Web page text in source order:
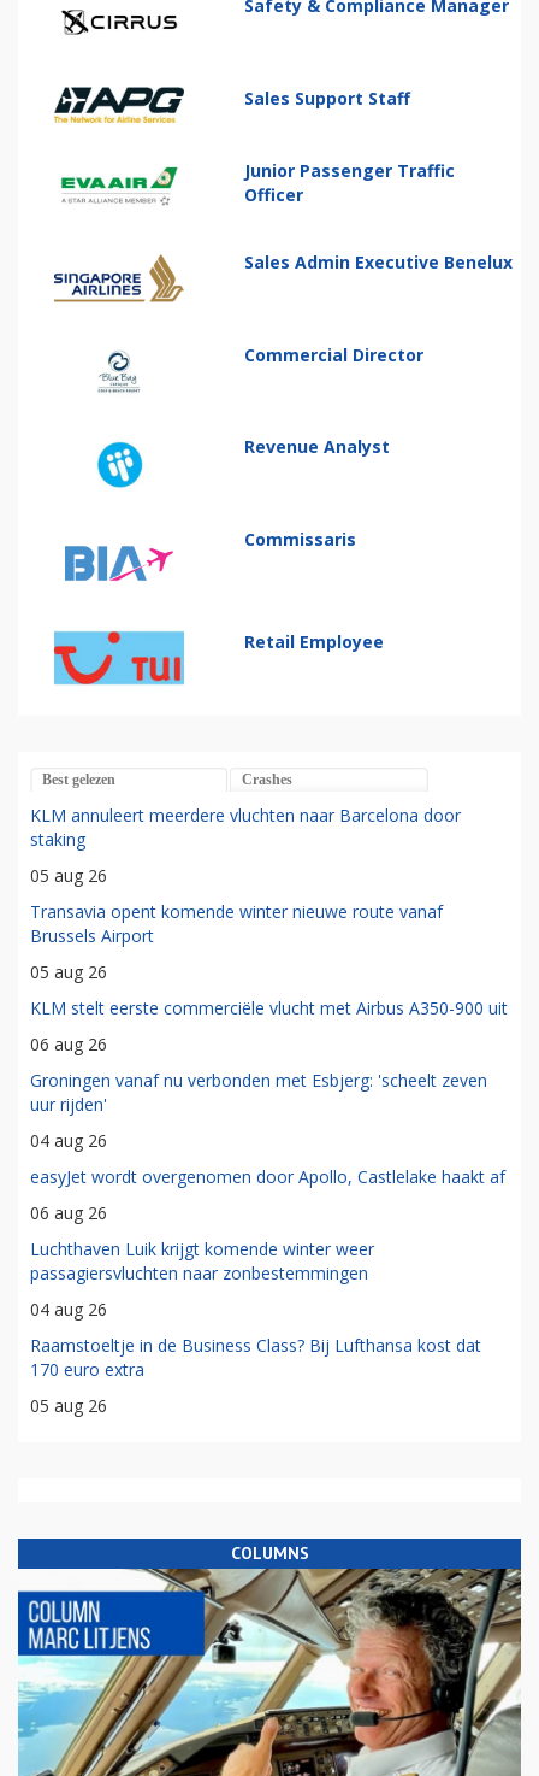
Safety & Compliance Manager
Sales Support Staff
Junior Passenger Traffic
Officer
Sales Admin Executive Benelux
Commercial Director
Revenue Analyst
Commissaris
Retail Employee
Best gelezen Crashes
KLM annuleert meerdere vluchten naar Barcelona door
staking
05 aug 26
Transavia opent komende winter nieuwe route vanaf
Brussels Airport
05 aug 26
KLM stelt eerste commerciële vlucht met Airbus A350-900 uit
06 aug 26
Groningen vanaf nu verbonden met Esbjerg: 'scheelt zeven
uur rijden'
04 aug 26
easyJet wordt overgenomen door Apollo, Castlelake haakt af
06 aug 26
Luchthaven Luik krijgt komende winter weer
passagiersvluchten naar zonbestemmingen
04 aug 26
Raamstoeltje in de Business Class? Bij Lufthansa kost dat
170 euro extra
05 aug 26
COLUMNS